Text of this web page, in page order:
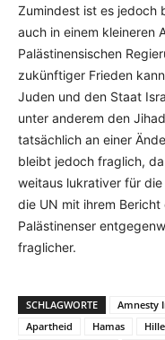
Zumindest ist es jedoch
auch in einem kleineren
Palästinensischen
zukünftiger Frieden
Juden und den Staat
unter anderem den
tatsächlich an einer
bleibt jedoch fraglich,
weitaus lukrativer für
die UN mit ihrem
Palästinenser
fraglicher.
SCHLAGWORTE Amnesty
Apartheid
Hamas